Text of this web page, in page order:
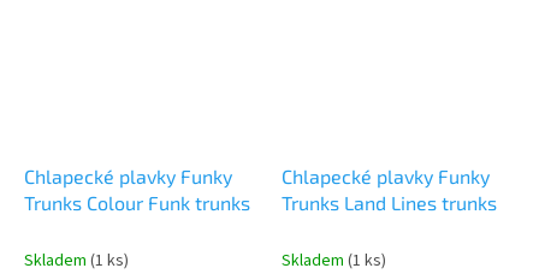
Chlapecké plavky Funky
Trunks Colour Funk trunks
Skladem (1 ks)
Chlapecké plavky Funky
Trunks Land Lines trunks
Skladem (1 ks)